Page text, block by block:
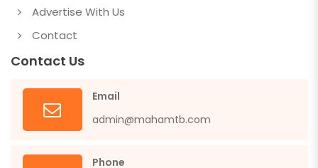
Advertise With Us
Contact
Contact Us
Email
admin@mahamtb.com
Phone